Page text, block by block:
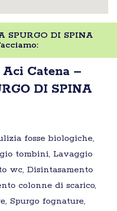
SPURGO DI SPINA
Catena –
DI SPINA
fosse biologiche,
tombini, Lavaggio
wc, Disintasamento
colonne di scarico,
Spurgo fognature,